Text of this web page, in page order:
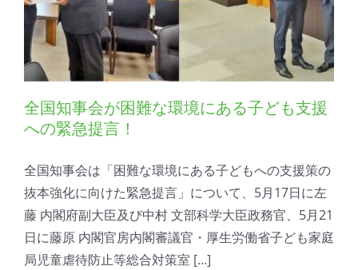
全国知事会が困難な環境にある子ども支援
への緊急提言！
全国知事会は「困難な環境にある子どもへの支援策の
抜本強化に向けた緊急提言」について、5月17日に左
藤 内閣府副大臣及び中村 文部科学大臣政務官、5月21
日に藤原 内閣官房内閣審議官・厚生労働省子ども家庭
局児童虐待防止等総合対策室 [...]